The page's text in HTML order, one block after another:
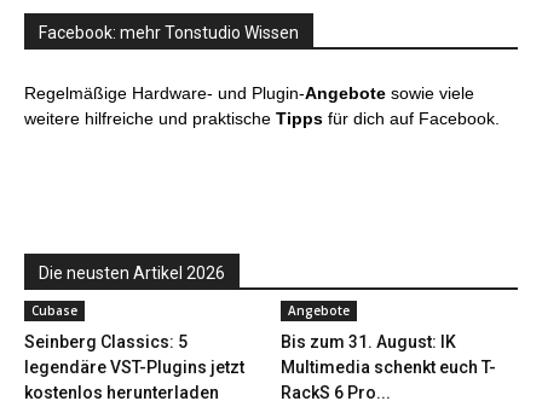
Facebook: mehr Tonstudio Wissen
Regelmäßige Hardware- und Plugin-Angebote sowie viele
weitere hilfreiche und praktische Tipps für dich auf Facebook.
Die neusten Artikel 2026
Cubase
Seinberg Classics: 5
legendäre VST-Plugins jetzt
kostenlos herunterladen
Angebote
Bis zum 31. August: IK
Multimedia schenkt euch T-
RackS 6 Pro...